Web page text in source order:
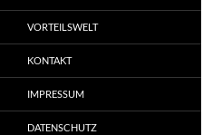
VORTEILSWELT
KONTAKT
IMPRESSUM
DATENSCHUTZ